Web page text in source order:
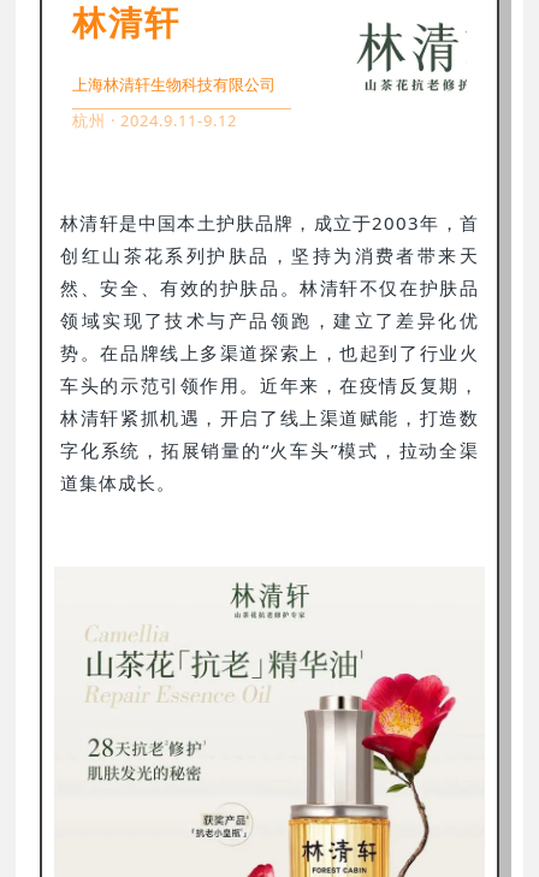
林清轩
上海林清轩生物科技有限公司
杭州 · 2024.9.11-9.12
林清轩是中国本土护肤品牌，成立于2003年，首
创红山茶花系列护肤品，坚持为消费者带来天
然、安全、有效的护肤品。林清轩不仅在护肤品
领域实现了技术与产品领跑，建立了差异化优
势。在品牌线上多渠道探索上，也起到了行业火
车头的示范引领作用。近年来，在疫情反复期，
林清轩紧抓机遇，开启了线上渠道赋能，打造数
字化系统，拓展销量的“火车头”模式，拉动全渠
道集体成长。